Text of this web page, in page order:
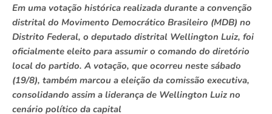
Em uma votação histórica realizada durante a convenção
distrital do Movimento Democrático Brasileiro (MDB) no
Distrito Federal, o deputado distrital Wellington Luiz, foi
oficialmente eleito para assumir o comando do diretório
local do partido. A votação, que ocorreu neste sábado
(19/8), também marcou a eleição da comissão executiva,
consolidando assim a liderança de Wellington Luiz no
cenário político da capital